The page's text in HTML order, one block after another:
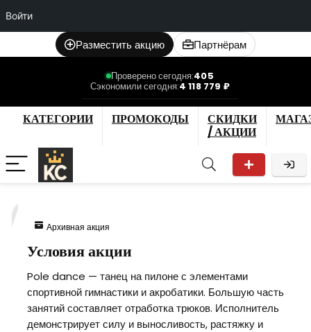
Войти
Разместить акцию Партнёрам
Проверено сегодня:405
Сэкономили сегодня:4 118 779 ₽
КАТЕГОРИИ ПРОМОКОДЫ
СКИДКИ
/ АКЦИИ
Архивная акция
Условия акции
Pole dance — танец на пилоне с элементами
спортивной гимнастики и акробатики. Большую часть
занятий составляет отработка трюков. Исполнитель
демонстрирует силу и выносливость, растяжку и